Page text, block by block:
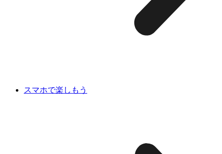
スマホで楽しもう